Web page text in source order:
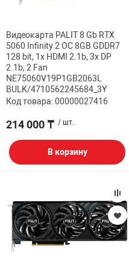
Видеокарта PALIT 8 Gb RTX
5060 Infinity 2 OC 8GB GDDR7
128 bit, 1x HDMI 2.1b, 3x DP
2.1b, 2 Fan
NE75060V19P1GB2063L
BULK/4710562245684_3Y
Код товара: 00000027416
214 000 ₸ / шт.
В корзину